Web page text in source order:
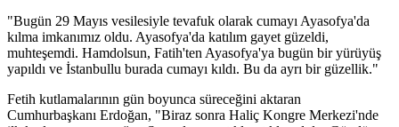
"Bugün 29 Mayıs vesilesiyle tevafuk olarak cumayı Ayasofya'da
kılma imkanımız oldu. Ayasofya'da katılım gayet güzeldi,
muhteşemdi. Hamdolsun, Fatih'ten Ayasofya'ya bugün bir yürüyüş
yapıldı ve İstanbullu burada cumayı kıldı. Bu da ayrı bir güzellik."
Fetih kutlamalarının gün boyunca süreceğini aktaran
Cumhurbaşkanı Erdoğan, "Biraz sonra Haliç Kongre Merkezi'nde